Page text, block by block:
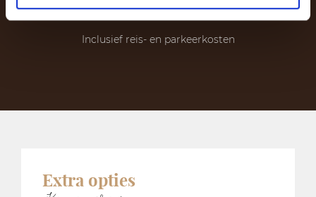
1.695,-
Inclusief reis- en parkeerkosten
Extra opties